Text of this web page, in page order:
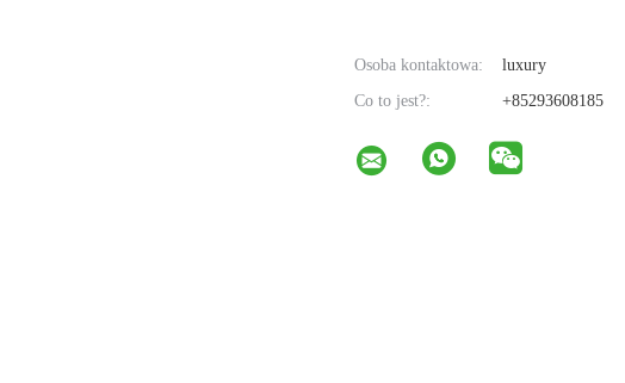
Osoba kontaktowa:
luxury
Co to jest?:
+85293608185